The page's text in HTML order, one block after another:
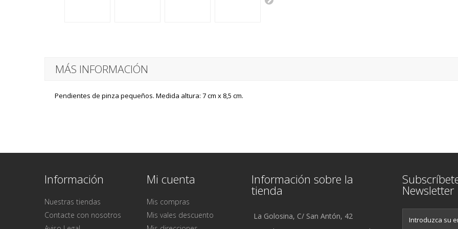
MÁS INFORMACIÓN
Pendientes de pinza pequeños. Medida altura: 7 cm x 8,5 cm.
Información
Nuestras tiendas
Contacte con nosotros
Mi cuenta
Mis compras
Mis vales descuento
Información sobre la
tienda
La Golosina, C/ San Antón, 42
Newsletter